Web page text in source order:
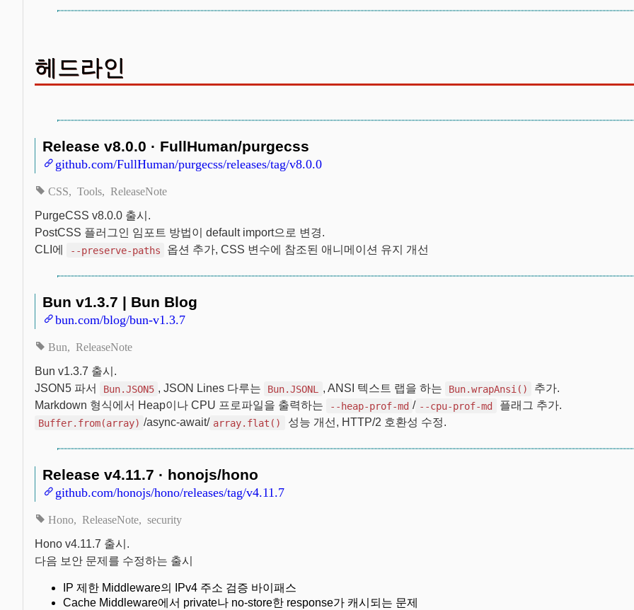
헤드라인
Release v8.0.0 · FullHuman/purgecss
github.com/FullHuman/purgecss/releases/tag/v8.0.0
CSS Tools ReleaseNote
PurgeCSS v8.0.0 출시.
PostCSS 플러그인 임포트 방법이 default import으로 변경.
CLI에
--preserve-paths 옵션 추가, CSS 변수에 참조된 애니메이션 유지 개선
Bun v1.3.7 | Bun Blog
bun.com/blog/bun-v1.3.7
Bun ReleaseNote
Bun v1.3.7 출시.
JSON5 파서
Bun.JSON5 , JSON Lines 다루는 Bun.JSONL , ANSI 텍스트 랩을 하는 Bun.wrapAnsi()
추가.
Markdown 형식에서 Heap이나 CPU 프로파일을 출력하는
--heap-prof-md / --cpu-prof-md 플래그 추가.
Buffer.from(array) /async-await/ array.flat() 성능 개선, HTTP/2 호환성 수정.
Release v4.11.7 · honojs/hono
github.com/honojs/hono/releases/tag/v4.11.7
Hono ReleaseNote security
Hono v4.11.7 출시.
다음 보안 문제를 수정하는 출시
IP 제한 Middleware의 IPv4 주소 검증 바이패스
Cache Middleware에서 private나 no-store한 response가 캐시되는 문제